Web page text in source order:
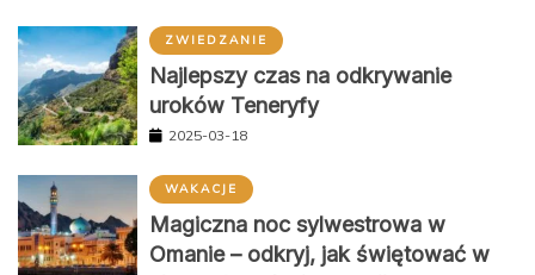
ZWIEDZANIE
Najlepszy czas na odkrywanie
uroków Teneryfy
2025-03-18
WAKACJE
Magiczna noc sylwestrowa w
Omanie – odkryj, jak świętować w